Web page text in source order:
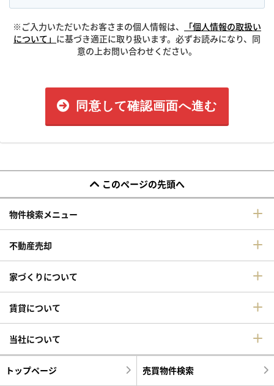
※ご入力いただいたお客さまの個人情報は、
「個人情報の取扱い
について」 に基づき適正に取り扱います。必ずお読みになり、同
意の上お問い合わせください。
同意して確認画面へ進む
このページの先頭へ
物件検索メニュー
不動産売却
家づくりについて
賃貸について
当社について
トップページ 売買物件検索